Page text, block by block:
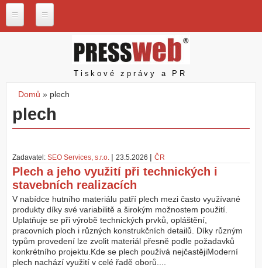
P
e
b
.
c
N
a
š
e
s
l
u
ž
b
y
Pressweb
Tiskové zprávy a PR
Jste zde
Domů » plech
plech
Zadavatel: SEO Services, s.r.o. | 23.5.2026 | ČR
Plech a jeho využití při technických i
stavebních realizacích
V nabídce hutního materiálu patří plech mezi často využívané
produkty díky své variabilitě a širokým možnostem použití.
Uplatňuje se při výrobě technických prvků, opláštění,
pracovních ploch i různých konstrukčních detailů. Díky různým
typům provedení lze zvolit materiál přesně podle požadavků
konkrétního projektu.Kde se plech používá nejčastějiModerní
plech nachází využití v celé řadě oborů....